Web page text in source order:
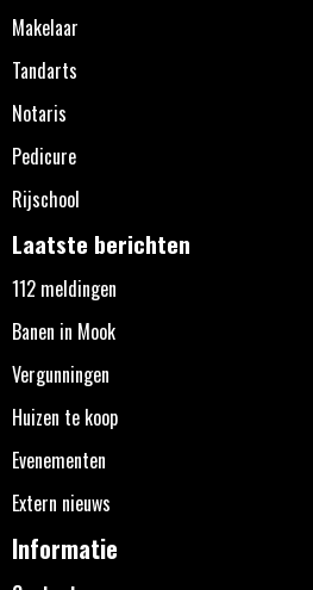
Makelaar
Tandarts
Notaris
Pedicure
Rijschool
Laatste berichten
112 meldingen
Banen in Mook
Vergunningen
Huizen te koop
Evenementen
Extern nieuws
Informatie